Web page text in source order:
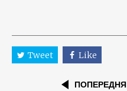
Tweet Like
ПОПЕРЕДНЯ